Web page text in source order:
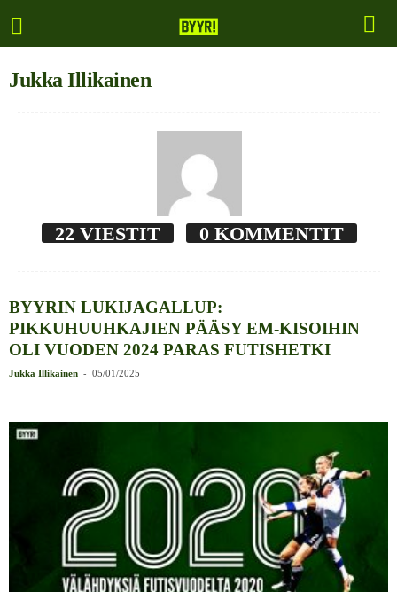
Jukka Illikainen
22 VIESTIT 0 KOMMENTIT
BYYRIN LUKIJAGALLUP:
PIKKUHUUHKAJIEN PÄÄSY EM-KISOIHIN
OLI VUODEN 2024 PARAS FUTISHETKI
Jukka Illikainen - 05/01/2025